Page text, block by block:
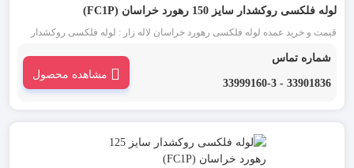
لوله فلکسی روکشدار سایز 150 رهورد خراسان (FC1P)
قیمت و خرید عمده لوله فلکسی رهورد خراسان لاله زار : لوله فلکسی روکشدار
خرطومی فلزی که به آن ها تیپ FC1P نیز گفته می شود، برای محافظت سیم و
شماره تماس
33901836 - 33999160-3
مشاهده محصول